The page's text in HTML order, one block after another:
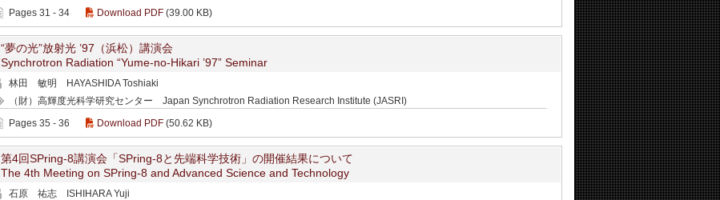
Pages 31 - 34
Download PDF (39.00 KB)
“夢の光”放射光 ’97（浜松）講演会
Synchrotron Radiation “Yume-no-Hikari ’97” Seminar
林田 敏明 HAYASHIDA Toshiaki
（財）高輝度光科学研究センター Japan Synchrotron Radiation Research Institute (JASRI)
Pages 35 - 36
Download PDF (50.62 KB)
第4回SPring-8講演会「SPring-8と先端科学技術」の開催結果について
The 4th Meeting on SPring-8 and Advanced Science and Technology
石原 祐志 ISHIHARA Yuji